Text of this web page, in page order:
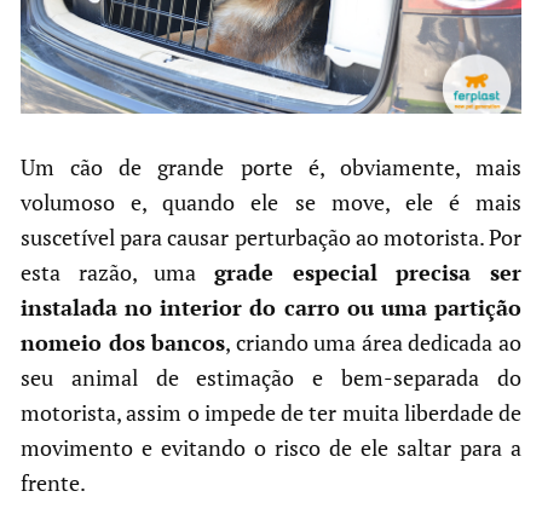
Um cão de grande porte é, obviamente, mais
volumoso e, quando ele se move, ele é mais
suscetível para causar perturbação ao motorista. Por
esta razão, uma grade especial precisa ser
instalada no interior do carro ou uma partição
nomeio dos bancos, criando uma área dedicada ao
seu animal de estimação e bem-separada do
motorista, assim o impede de ter muita liberdade de
movimento e evitando o risco de ele saltar para a
frente.